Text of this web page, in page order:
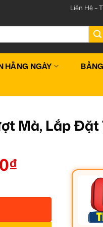
Liên Hệ –
HẰNG NGÀY
Mà, Lắp Đặt
₫